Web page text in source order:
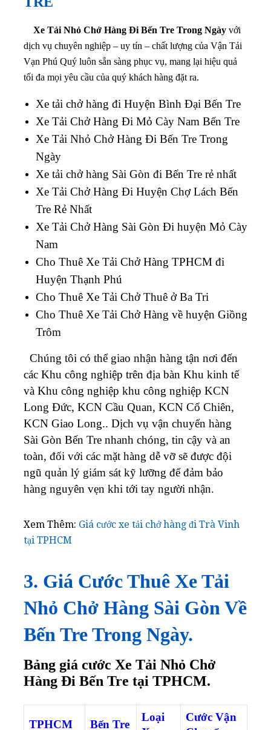
Xe Tải Nhỏ Chở Hàng Đi Bến Tre Trong Ngày với
dịch vụ chuyên nghiệp – uy tín – chất lượng của Vận Tải
Vạn Phú Quý luôn sẵn sàng phục vụ, mang lại hiệu quả
tối đa mọi yêu cầu của quý khách hàng đặt ra.
Xe tải chở hàng đi Huyện Bình Đại Bến Tre
Xe Tải Chở Hàng Đi Mỏ Cày Nam Bến Tre
Xe Tải Nhỏ Chở Hàng Đi Bến Tre Trong
Ngày
Xe tải chở hàng Sài Gòn đi Bến Tre rẻ nhất
Xe Tải Chở Hàng Đi Huyện Chợ Lách Bến
Tre Rẻ Nhất
Xe Tải Chở Hàng Sài Gòn Đi huyện Mỏ Cày
Nam
Cho Thuê Xe Tải Chở Hàng TPHCM đi
Huyện Thạnh Phú
Cho Thuê Xe Tải Chở Thuê ở Ba Tri
Cho Thuê Xe Tải Chở Hàng về huyện Giồng
Trôm
Chúng tôi có thể giao nhận hàng tận nơi đến
các Khu công nghiệp trên địa bàn Khu kinh tế
và Khu công nghiệp khu công nghiệp KCN
Long Đức, KCN Cầu Quan, KCN Cổ Chiên,
KCN Giao Long.. Dịch vụ vận chuyển hàng
Sài Gòn Bến Tre nhanh chóng, tin cậy và an
toàn, đối với các mặt hàng dễ vỡ sẽ được đội
ngũ quản lý giám sát kỹ lưỡng để đảm bảo
hàng nguyên vẹn khi tới tay người nhận.
Xem Thêm: Giá cước xe tải chở hàng đi Trà Vinh
tại TPHCM
3. Giá Cước Thuê Xe Tải
Nhỏ Chở Hàng Sài Gòn Về
Bến Tre Trong Ngày.
Bảng giá cước Xe Tải Nhỏ Chở
Hàng Đi Bến Tre tại TPHCM.
TPHCM Bến Tre
Loại
Cước Vận